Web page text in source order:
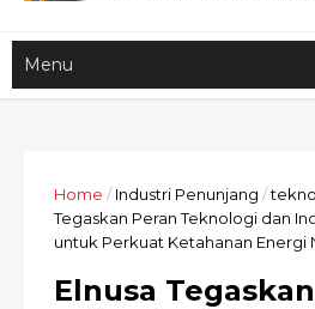
Home / Industri Penunjang /
Tegaskan Peran Teknologi dan
untuk Perkuat Ketahanan Energi
Elnusa